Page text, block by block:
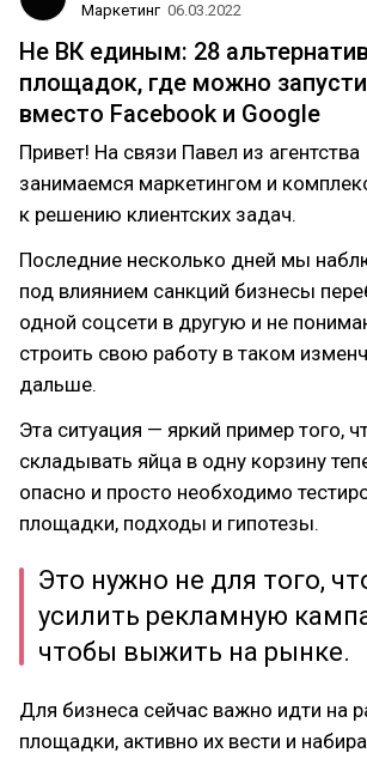
Маркетинг 06.03.2022
Не ВК единым: 28
площадок, где можно
вместо Facebook и Google
Привет! На связи Павел из
занимаемся маркетингом и
к решению клиентских задач.
Последние несколько дней мы
под влиянием санкций бизнесы
одной соцсети в другую и не
строить свою работу в таком
дальше.
Эта ситуация — яркий пример того,
складывать яйца в одну корзину
опасно и просто необходимо
площадки, подходы и гипотезы.
Это нужно не для того,
усилить рекламную
чтобы выжить на рынке.
Для бизнеса сейчас важно идти на
площадки, активно их вести и